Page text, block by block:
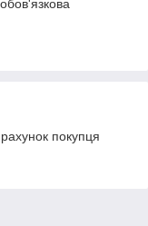
покупця